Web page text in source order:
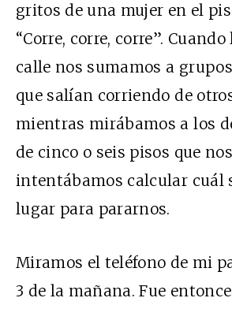
gritos de una mujer en el
“Corre, corre, corre”.
calle nos sumamos a
que salían corriendo de
mientras mirábamos a los
de cinco o seis pisos que
intentábamos calcular cuál
lugar para pararnos.
Miramos el teléfono de mi
3 de la mañana. Fue